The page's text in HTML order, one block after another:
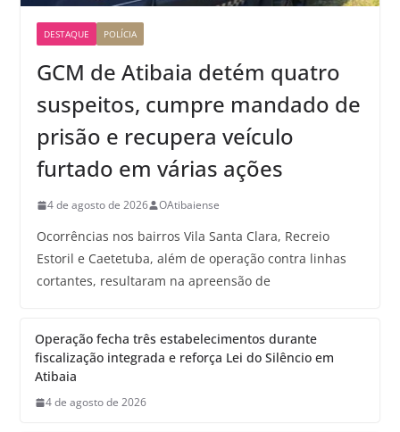
DESTAQUE POLÍCIA
GCM de Atibaia detém quatro
suspeitos, cumpre mandado de
prisão e recupera veículo
furtado em várias ações
4 de agosto de 2026 OAtibaiense
Ocorrências nos bairros Vila Santa Clara, Recreio
Estoril e Caetetuba, além de operação contra linhas
cortantes, resultaram na apreensão de
Operação fecha três estabelecimentos durante
fiscalização integrada e reforça Lei do Silêncio em
Atibaia
4 de agosto de 2026